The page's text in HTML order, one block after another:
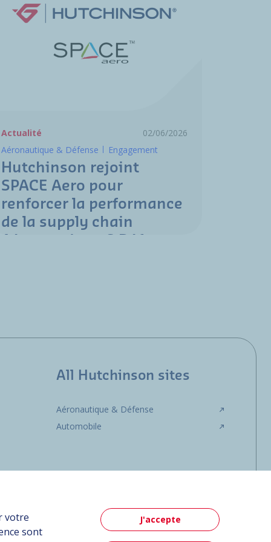
Actualité
02/06/2026
Aéronautique & Défense
Engagement
Hutchinson rejoint
SPACE Aero pour
renforcer la performance
de la supply chain
All Hutchinson sites
Aéronautique & Défense
Automobile
votre
sont
J'accepte